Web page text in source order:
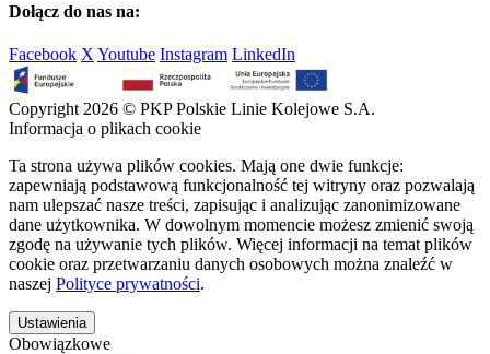
Dołącz do nas na:
Facebook X Youtube Instagram LinkedIn
Copyright 2026 © PKP Polskie Linie Kolejowe S.A.
Informacja o plikach cookie
Ta strona używa plików cookies. Mają one dwie funkcje:
zapewniają podstawową funkcjonalność tej witryny oraz pozwalają
nam ulepszać nasze treści, zapisując i analizując zanonimizowane
dane użytkownika. W dowolnym momencie możesz zmienić swoją
zgodę na używanie tych plików. Więcej informacji na temat plików
cookie oraz przetwarzaniu danych osobowych można znaleźć w
naszej Polityce prywatności.
Ustawienia
Obowiązkowe